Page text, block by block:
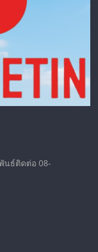
นธ์ติดต่อ 08-